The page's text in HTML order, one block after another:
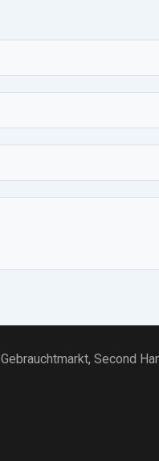
Gebrauchtmarkt, Second